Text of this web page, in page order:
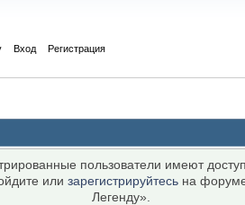
Вход Регистрация
пользователи имеют
илизарегистрируйтесь на
Легенду».